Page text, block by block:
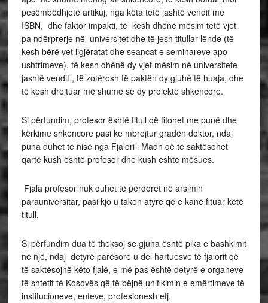
pesëmbëdhjetë artikuj, nga këta tetë jashtë vendit me
ISBN, dhe faktor impakti, të kesh dhënë mësim tetë vjet
pa ndërprerje në universitet dhe të jesh titullar lënde (të
kesh bërë vet ligjëratat dhe seancat e seminareve apo
ushtrimeve), të kesh dhënë dy vjet mësim në universitete
jashtë vendit , të zotërosh të paktën dy gjuhë të huaja, dhe
të kesh drejtuar më shumë se dy projekte shkencore.
Si përfundim, profesor është titull që fitohet me punë dhe
kërkime shkencore pasi ke mbrojtur gradën doktor, ndaj
puna duhet të nisë nga Fjalori i Madh që të saktësohet
qartë kush është profesor dhe kush është mësues.
Fjala profesor nuk duhet të përdoret në arsimin
parauniversitar, pasi kjo u takon atyre që e kanë fituar këtë
titull.
Si përfundim dua të theksoj se gjuha është pika e bashkimit
në një, ndaj detyrë parësore u del hartuesve të fjalorit që
të saktësojnë këto fjalë, e më pas është detyrë e organeve
të shtetit të Kosovës që të bëjnë unifikimin e emërtimeve të
institucioneve, enteve, profesionesh etj.